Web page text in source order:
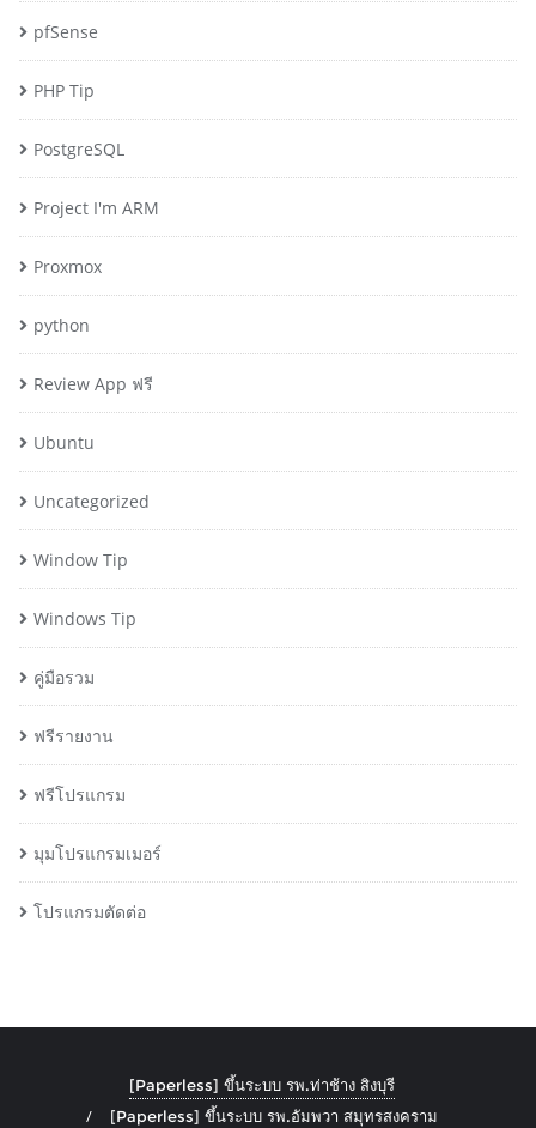
pfSense
PHP Tip
PostgreSQL
Project I'm ARM
Proxmox
python
Review App ฟรี
Ubuntu
Uncategorized
Window Tip
Windows Tip
คู่มือรวม
ฟรีรายงาน
ฟรีโปรแกรม
มุมโปรแกรมเมอร์
โปรแกรมตัดต่อ
[Paperless] ขึ้นระบบ รพ.ท่าช้าง สิงบุรี
[Paperless] ขึ้นระบบ รพ.อัมพวา สมุทรสงคราม